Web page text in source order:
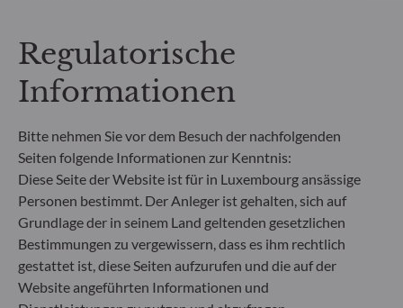
**Die EU-Verordnung zur Offenlegung von
Nachhaltigkeitsinformationen (Sustainable
Finance Disclosure Regulation, SFDR) ist ein
Regelwerk der EU, das darauf abzielt, das
besser vergleichbar und für Endinvestoren besser
verständlich zu machen.
Artikel 6: Das Fondsmanagementteam
berücksichtigt bei der Anlageentscheidung keine
Nachhaltigkeitsrisiken oder nachteiligen
Auswirkungen von Anlageentscheidungen auf
Nachhaltigkeitsfaktoren.
Artikel 8: Das Fondsmanagementteam adressiert
Nachhaltigkeitsrisiken, indem es ESG-Kriterien
Regulatorische
Informationen
Bitte nehmen Sie vor dem Besuch der nachfolgenden
Seiten folgende Informationen zur Kenntnis:
Diese Seite der Website ist für in Luxembourg ansässige
Personen bestimmt. Der Anleger ist gehalten, sich auf
Grundlage der in seinem Land geltenden gesetzlichen
Bestimmungen zu vergewissern, dass es ihm rechtlich
gestattet ist, diese Seiten aufzurufen und die auf der
Website angeführten Informationen und